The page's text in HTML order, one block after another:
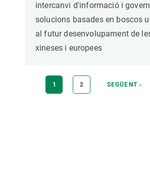
intercanvi d'informació i
solucions basades en boscos
al futur desenvolupament de
xineses i europees
PÀGINA
ACTUAL
1 PÀGINA
2
PÀGINA
SEGÜENT ›